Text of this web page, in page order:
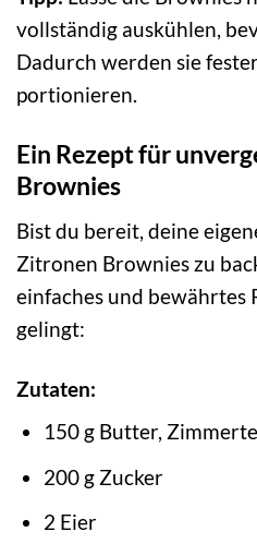
vollständig auskühlen,
Dadurch werden sie
portionieren.
Ein Rezept für
Brownies
Bist du bereit, deine
Zitronen Brownies zu
einfaches und bewährtes
gelingt:
Zutaten:
150 g Butter,
200 g Zucker
2 Eier